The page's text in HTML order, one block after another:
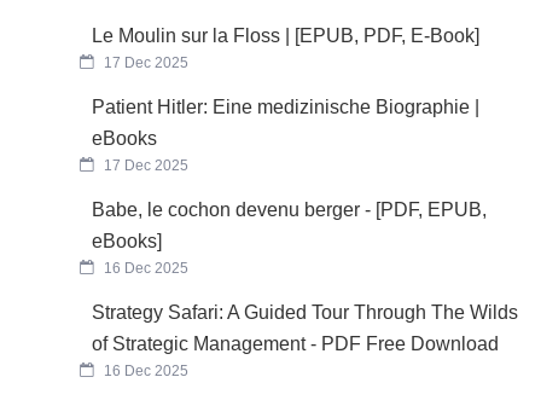
Le Moulin sur la Floss | [EPUB, PDF, E-Book]
17 Dec 2025
Patient Hitler: Eine medizinische Biographie |
eBooks
17 Dec 2025
Babe, le cochon devenu berger - [PDF, EPUB,
eBooks]
16 Dec 2025
Strategy Safari: A Guided Tour Through The Wilds
of Strategic Management - PDF Free Download
16 Dec 2025